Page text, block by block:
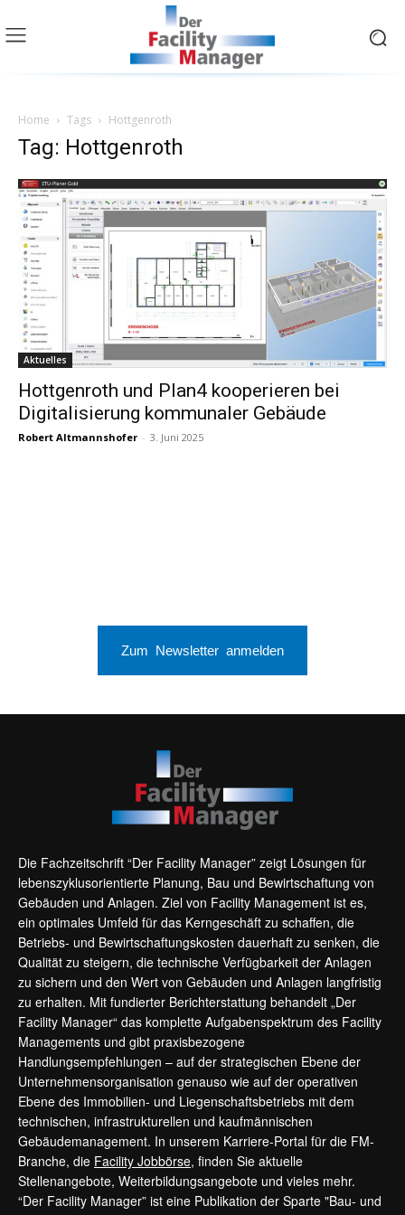
Home Tags Hottgenroth
Tag: Hottgenroth
Aktuelles
Hottgenroth und Plan4 kooperieren bei
Digitalisierung kommunaler Gebäude
Robert Altmannshofer - 3. Juni 2025
Zum Newsletter anmelden
Die Fachzeitschrift “Der Facility Manager” zeigt Lösungen für
lebenszyklusorientierte Planung, Bau und Bewirtschaftung von
Gebäuden und Anlagen. Ziel von Facility Management ist es,
ein optimales Umfeld für das Kerngeschäft zu schaffen, die
Betriebs- und Bewirtschaftungskosten dauerhaft zu senken, die
Qualität zu steigern, die technische Verfügbarkeit der Anlagen
zu sichern und den Wert von Gebäuden und Anlagen langfristig
zu erhalten. Mit fundierter Berichterstattung behandelt „Der
Facility Manager“ das komplette Aufgabenspektrum des Facility
Managements und gibt praxisbezogene
Handlungsempfehlungen – auf der strategischen Ebene der
Unternehmensorganisation genauso wie auf der operativen
Ebene des Immobilien- und Liegenschaftsbetriebs mit dem
technischen, infrastrukturellen und kaufmännischen
Gebäudemanagement. In unserem Karriere-Portal für die FM-
Branche, die Facility Jobbörse, finden Sie aktuelle
Stellenangebote, Weiterbildungsangebote und vieles mehr.
“Der Facility Manager” ist eine Publikation der Sparte "Bau- und